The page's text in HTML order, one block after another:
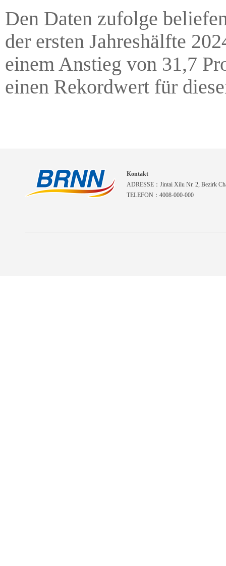
Den Daten zufolge
der ersten Jahreshälfte
einem Anstieg von 31,7
einen Rekordwert für
Kontakt
ADRESSE：Jintai Xilu Nr. 2, Bezirk
TELEFON：4008-000-000